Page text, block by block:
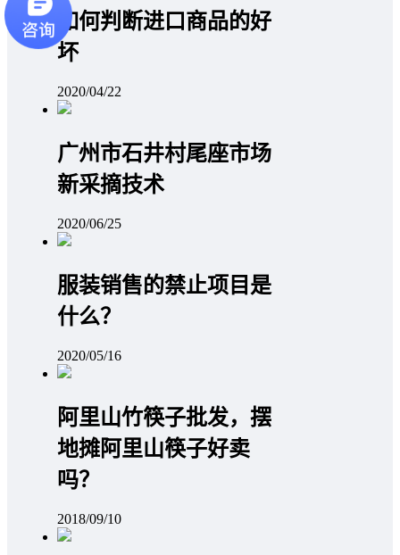
如何判断进口商品的好
坏
2020/04/22
广州市石井村尾座市场
新采摘技术
2020/06/25
服装销售的禁止项目是
什么？
2020/05/16
阿里山竹筷子批发，摆
地摊阿里山筷子好卖
吗？
2018/09/10